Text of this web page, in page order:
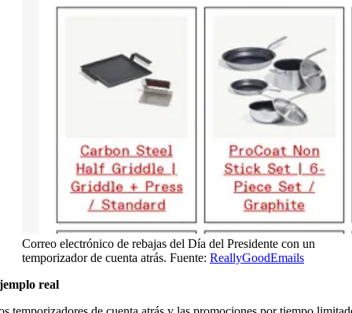
Correo electrónico de rebajas del Día del Presidente con un
temporizador de cuenta atrás. Fuente: ReallyGoodEmails
real